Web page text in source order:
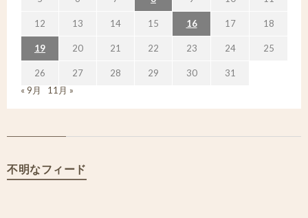
12 13 14 15 16 17 18
19 20 21 22 23 24 25
26 27 28 29 30
31
« 9月
11月 »
不明なフィード